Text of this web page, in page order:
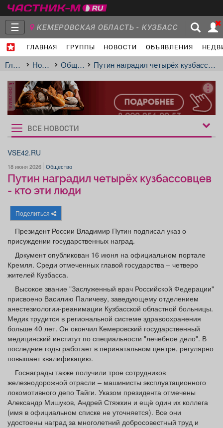
☰ КЕМЕРОВСКАЯ ОБЛАСТЬ - КУЗБАСС
ГЛАВНАЯ ГРУППЫ НОВОСТИ ОБЪЯВЛЕНИЯ
Главная
Группы Новости
Объявления Недвижимость Услуги
Работа Компании
Афиша Обучение Проекты
ТВ программа Я - пенсионер
Главная Новости Общество Путин наградил четырёх кузбассовцев - кто эти люди
реклама
Рукбрики
новостей
ВСЕ НОВОСТИ
VSE42.RU
18 июня 2026 Общество
Путин наградил четырёх кузбассовцев
- кто эти люди
Поделиться
Президент России Владимир Путин подписал указ о
присуждении государственных наград.
Документ опубликован 16 июня на официальном портале
Кремля. Среди отмеченных главой государства – четверо
жителей Кузбасса.
Высокое звание "Заслуженный врач Российской Федерации"
присвоено Василию Паличеву, заведующему отделением
анестезиологии-реанимации Кузбасской областной больницы.
Медик трудится в региональной системе здравоохранения
больше 40 лет. Он окончил Кемеровский государственный
медицинский институт по специальности "лечебное дело". В
последние годы работает в перинатальном центре, регулярно
повышает квалификацию.
Госнаграды также получили трое сотрудников
железнодорожной отрасли – машинисты эксплуатационного
локомотивного депо Тайги. Указом президента отмечены
Александр Мишуков, Андрей Стяжкин и ещё один их коллега
(имя в официальном списке не уточняется). Все они
удостоены наград за многолетний добросовестный труд и